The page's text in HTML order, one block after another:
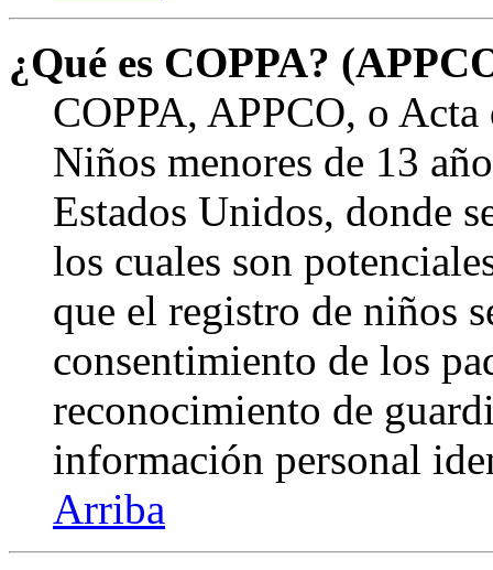
¿Qué es COPPA?
COPPA, APPCO, o
Niños menores de 13
Estados Unidos, donde
los cuales son
que el registro de niños
consentimiento de los
reconocimiento de
información personal
Arriba